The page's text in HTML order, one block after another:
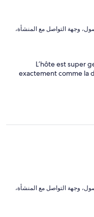
عناصر نالت الإعجاب: ⁦النظافة⁩، و⁦تسجيل الوصول⁩، و⁦جهة التواصل مع المنشأة⁩،
L’hôte est super
exactement comme la
عناصر نالت الإعجاب: ⁦النظافة⁩، و⁦تسجيل الوصول⁩، و⁦جهة التواصل مع المنشأة⁩،